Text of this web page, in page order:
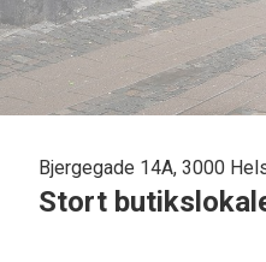
Bjergegade 14A, 3000
Stort